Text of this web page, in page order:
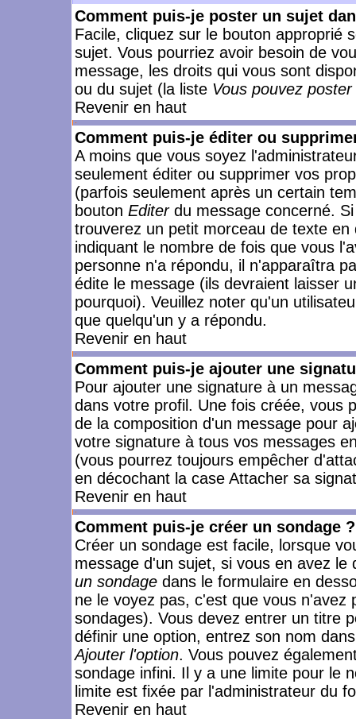
Comment puis-je poster un sujet
Facile, cliquez sur le bouton approprié
sujet. Vous pourriez avoir besoin de
message, les droits qui vous sont
ou du sujet (la liste Vous pouvez
Revenir en haut
Comment puis-je éditer ou
A moins que vous soyez
seulement éditer ou supprimer vos
(parfois seulement après un certain
bouton Editerdu message concerné.
trouverez un petit morceau de texte
indiquant le nombre de fois que vous
personne n'a répondu, il n'apparaîtra
édite le message (ils devraient laisser
pourquoi). Veuillez noter qu'un
que quelqu'un y a répondu.
Revenir en haut
Comment puis-je ajouter une
Pour ajouter une signature à un
dans votre profil. Une fois créée, vous
de la composition d'un message pour
votre signature à tous vos messages
(vous pourrez toujours empêcher
en décochant la case Attacher sa
Revenir en haut
Comment puis-je créer un sondage ?
Créer un sondage est facile, lorsque
message d'un sujet, si vous en avez
un sondage dans le formulaire en
ne le voyez pas, c'est que vous
sondages). Vous devez entrer un titre
définir une option, entrez son nom
Ajouter l'option. Vous pouvez
sondage infini. Il y a une limite pour le
limite est fixée par l'administrateur du
Revenir en haut